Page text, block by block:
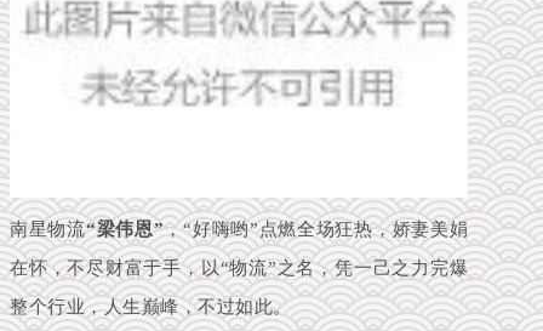
南星物流“梁伟恩”，“好嗨哟”点燃全场狂热，娇妻美娟
在怀，不尽财富于手，以“物流”之名，凭一己之力完爆
整个行业，人生巅峰，不过如此。